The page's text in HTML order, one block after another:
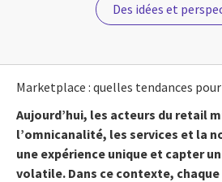
Des idées et
Marketplace : quelles tendances
Aujourd’hui, les acteurs du retail
l’omnicanalité, les services et la
une expérience unique et capter
volatile. Dans ce contexte,